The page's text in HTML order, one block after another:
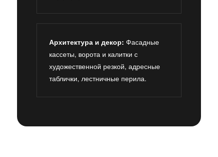
Архитектура и декор: Фасадные
кассеты, ворота и калитки с
художественной резкой, адресные
таблички, лестничные перила.